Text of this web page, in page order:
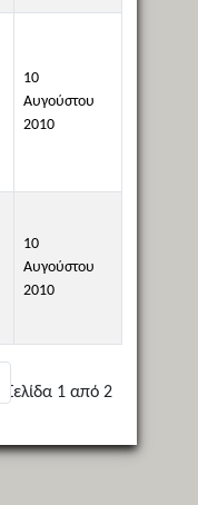
10
Αυγούστου
2010
10
Αυγούστου
2010
Σελίδα 1 από 2